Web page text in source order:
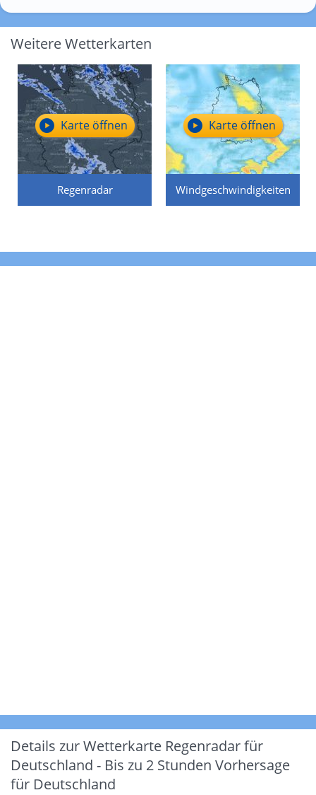
Weitere Wetterkarten
Regenradar
Karte öffnen
Windgeschwindigkeiten
Karte öffnen
Details zur Wetterkarte Regenradar für
Deutschland - Bis zu 2 Stunden Vorhersage
für Deutschland